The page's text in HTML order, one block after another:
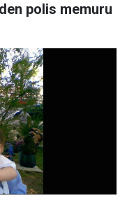
polis memuru